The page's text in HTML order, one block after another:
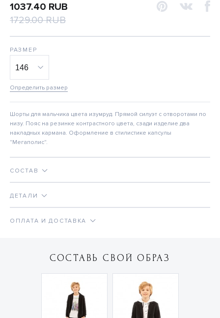
1037.40 RUB
1729.00 RUB
РАЗМЕР
Определить размер
Шорты для мальчика цвета изумруд. Прямой силуэт с отворотами по
низу. Пояс на резинке контрастного цвета, сзади изделие два
накладных кармана. Оформление в стилистике капсулы
"Мегаполис".
СОСТАВ
ДЕТАЛИ
ОПЛАТА И ДОСТАВКА
СОСТАВЬ СВОЙ ОБРАЗ